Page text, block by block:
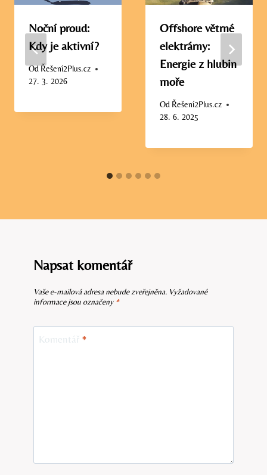
Noční proud:
Kdy je aktivní?
OdŘešení2Plus.cz
27. 3. 2026
Offshore větrné
elektrárny:
Energie z hlubin
moře
Od Řešení2Plus.cz
28. 6. 2025
Napsat komentář
Vaše e-mailová adresa nebude zveřejněna. Vyžadované
informace jsou označeny *
Komentář *